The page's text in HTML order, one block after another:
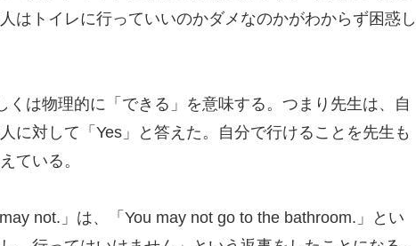
はトイレに行っていいのかダメなのかがわからず困惑し
は物理的に「できる」を意味する。つまり先生は、自
に対して「Yes」と答えた。自分で行けることを先生も
ている。
not.」は、「You may not go to the bathroom.」とい